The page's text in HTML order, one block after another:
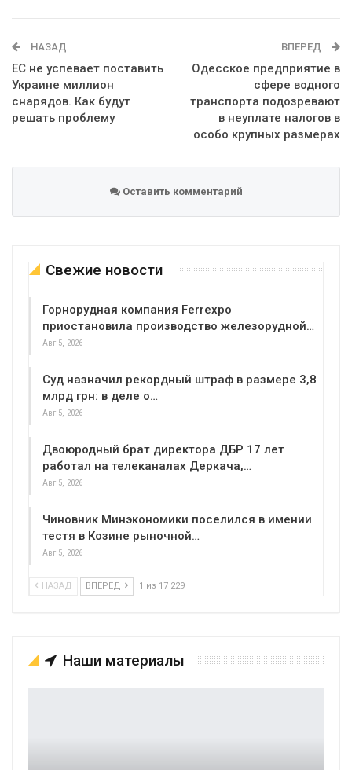
НАЗАД
ЕС не успевает поставить
Украине миллион
снарядов. Как будут
решать проблему
ВПЕРЕД
Одесское предприятие в
сфере водного
транспорта подозревают
в неуплате налогов в
особо крупных размерах
Оставить комментарий
Свежие новости
Горнорудная компания Ferrexpo
приостановила производство железорудной…
Авг 5, 2026
Суд назначил рекордный штраф в размере 3,8
млрд грн: в деле о…
Авг 5, 2026
Двоюродный брат директора ДБР 17 лет
работал на телеканалах Деркача,…
Авг 5, 2026
Чиновник Минэкономики поселился в имении
тестя в Козине рыночной…
Авг 5, 2026
НАЗАД ВПЕРЕД 1 из 17 229
Наши материалы